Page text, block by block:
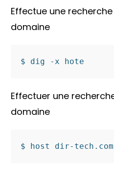
Effectue une
domaine
$ dig -x hote
Effectuer une
domaine
$ host dir-tech.com